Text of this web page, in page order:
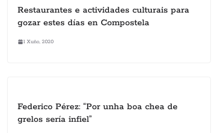
Restaurantes e actividades culturais para
gozar estes días en Compostela
1 Xuño, 2020
Federico Pérez: “Por unha boa chea de
grelos sería infiel”